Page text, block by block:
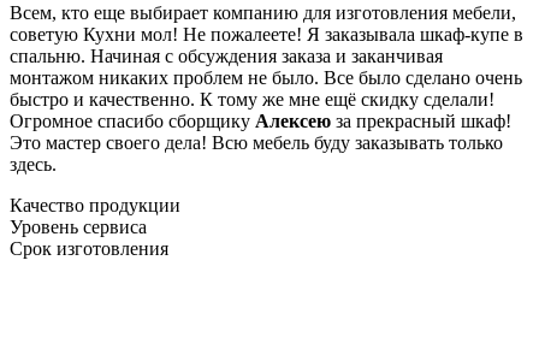
Всем, кто еще выбирает компанию для изготовления мебели,
советую Кухни мол! Не пожалеете! Я заказывала шкаф-купе в
спальню. Начиная с обсуждения заказа и заканчивая
монтажом никаких проблем не было. Все было сделано очень
быстро и качественно. К тому же мне ещё скидку сделали!
Огромное спасибо сборщику Алексею за прекрасный шкаф!
Это мастер своего дела! Всю мебель буду заказывать только
здесь.
Качество продукции
Уровень сервиса
Срок изготовления